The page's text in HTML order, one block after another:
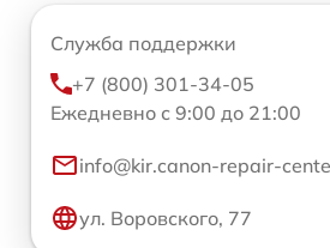
Служба поддержки
+7 (800) 301-34-05
Ежедневно с 9:00 до 21:00
info@kir.canon-repair-
ул. Воровского, 77